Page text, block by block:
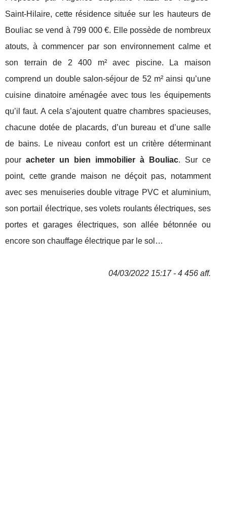
Saint-Hilaire, cette résidence située sur les hauteurs de
Bouliac se vend à 799 000 €. Elle possède de nombreux
atouts, à commencer par son environnement calme et
son terrain de 2 400 m² avec piscine. La maison
comprend un double salon-séjour de 52 m² ainsi qu’une
cuisine dinatoire aménagée avec tous les équipements
qu’il faut. A cela s’ajoutent quatre chambres spacieuses,
chacune dotée de placards, d’un bureau et d’une salle
de bains. Le niveau confort est un critère déterminant
pour acheter un bien immobilier à Bouliac. Sur ce
point, cette grande maison ne déçoit pas, notamment
avec ses menuiseries double vitrage PVC et aluminium,
son portail électrique, ses volets roulants électriques, ses
portes et garages électriques, son allée bétonnée ou
encore son chauffage électrique par le sol…
04/03/2022 15:17 - 4 456 aff.